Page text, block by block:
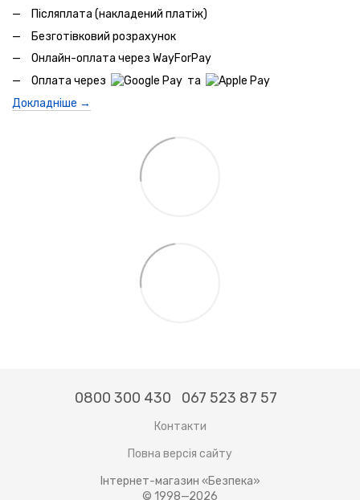
Післяплата (накладений платіж)
Безготівковий розрахунок
Онлайн-оплата через WayForPay
Оплата через
та
Докладніше →
0800 300 430 067 523 87 57
Контакти
Повна версія сайту
Інтернет-магазин «Безпека»
© 1998—2026